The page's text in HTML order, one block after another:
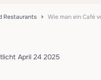
Restaurants Wie man ein Café
April 24 2025